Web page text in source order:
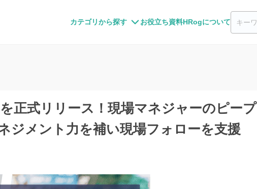
カテゴリから探す お役立ち資料HRogについて
正式リリース！現場マネジャーのピープ
ジメント力を補い現場フォローを支援